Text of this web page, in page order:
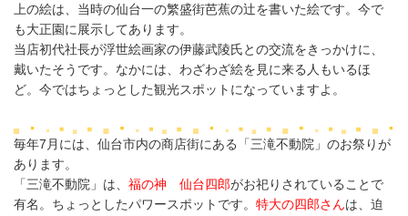
上の絵は、当時の仙台一の繁盛街芭蕉の辻を書いた絵です。今で
も大正園に展示してあります。
当店初代社長が浮世絵画家の伊藤武陵氏との交流をきっかけに、
戴いたそうです。なかには、わざわざ絵を見に来る人もいるほ
ど。 今ではちょっとした観光スポットになっていますよ。
毎年7月には、仙台市内の商店街にある「三滝不動院」のお祭りが
あります。
「三滝不動院」は、 福の神 仙台四郎がお祀りされていることで
有名。ちょっとしたパワースポットです。 特大の四郎さんは、迫